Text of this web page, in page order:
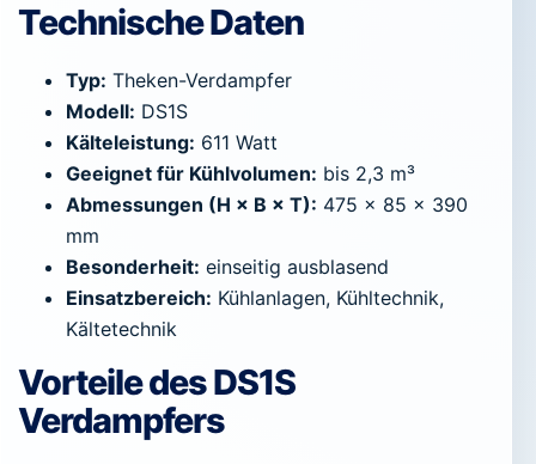
Technische Daten
Typ: Theken-Verdampfer
Modell: DS1S
Kälteleistung: 611 Watt
Geeignet für Kühlvolumen: bis 2,3 m³
Abmessungen (H × B × T): 475 × 85 × 390
mm
Besonderheit: einseitig ausblasend
Einsatzbereich: Kühlanlagen, Kühltechnik,
Kältetechnik
Vorteile des DS1S
Verdampfers